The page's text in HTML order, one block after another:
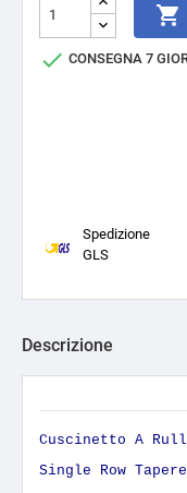

 CONSEGNA 7
Spedizione
GLS
Descrizione
Cuscinetto A
Single Row